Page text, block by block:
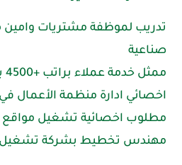
تدريب لموظفة مشتريات
صناعية
ممثل خدمة عملاء براتب +4500 بشركة في الرياض
اخصائي ادارة منظمة الأعمال
مطلوب اخصائية تشغيل مواقع
مهندس تخطيط بشركة تشغيل